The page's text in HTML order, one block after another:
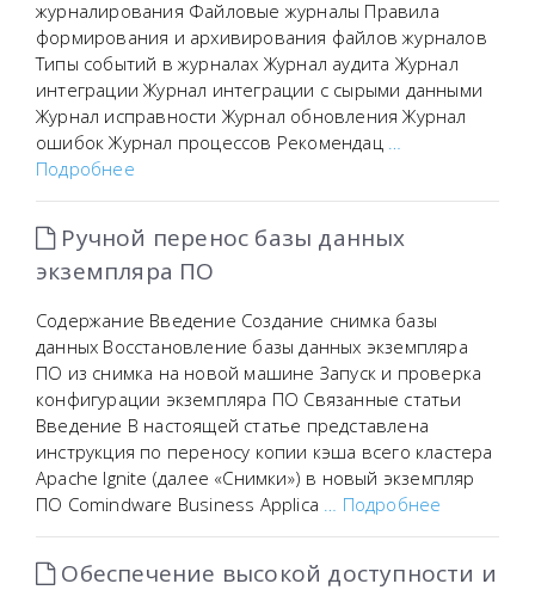
журналирования Файловые журналы Правила
формирования и архивирования файлов журналов
Типы событий в журналах Журнал аудита Журнал
интеграции Журнал интеграции с сырыми данными
Журнал исправности Журнал обновления Журнал
ошибок Журнал процессов Рекомендац …
Подробнее
Ручной перенос базы данных
экземпляра ПО
Содержание Введение Создание снимка базы
данных Восстановление базы данных экземпляра
ПО из снимка на новой машине Запуск и проверка
конфигурации экземпляра ПО Связанные статьи
Введение В настоящей статье представлена
инструкция по переносу копии кэша всего кластера
Apache Ignite (далее «Снимки») в новый экземпляр
ПО Comindware Business Applica … Подробнее
Обеспечение высокой доступности и